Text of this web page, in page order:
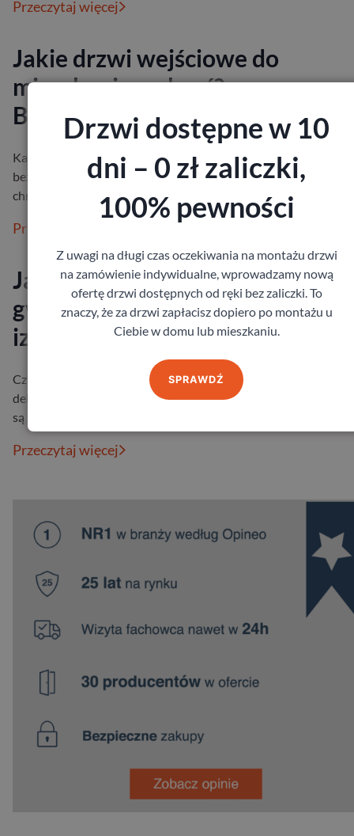
Przeczytaj więcej
Jakie drzwi wejściowe do
mieszkania wybrać?
Bezpieczeństwo i izolacja
Każdy z nas chce czuć się we własnym mieszkaniu spokojnie i
bezpiecznie. Drzwi wejściowe odgrywają w tym ogromną rolę –
chronią przed hałase…
Przeczytaj więcej
Jaka grubość drzwi
gwarantuje bezpieczeństwo i
izolację?
Czy zdarzyło Ci się kiedyś poczuć, że od drzwi zewnętrznych
delikatnie ciągnie chłodem? Albo zauważyć, że mimo tego, że
są zamknięte, …
Przeczytaj więcej
Drzwi dostępne w 10
dni – 0 zł zaliczki,
100% pewności
Z uwagi na długi czas oczekiwania na montażu drzwi
na zamówienie indywidualne, wprowadzamy nową
ofertę drzwi dostępnych od ręki bez zaliczki. To
znaczy, że za drzwi zapłacisz dopiero po montażu u
Ciebie w domu lub mieszkaniu.
SPRAWDŹ